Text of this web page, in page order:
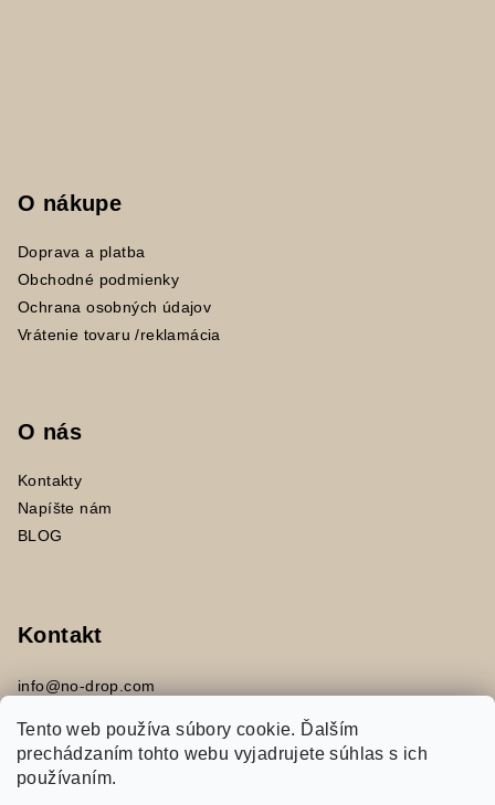
Tento web používa súbory cookie. Ďalším
prechádzaním tohto webu vyjadrujete súhlas s ich
používaním.
O nákupe
Doprava a platba
Obchodné podmienky
Ochrana osobných údajov
Vrátenie tovaru /reklamácia
O nás
Kontakty
Napíšte nám
BLOG
Kontakt
info@no-drop.com